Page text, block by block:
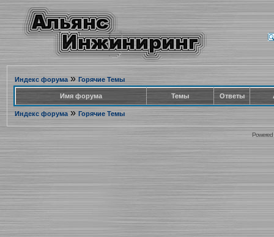
Индекс форума» Горячие Темы
Имя форума Темы Ответы
Индекс форума» Горячие Темы